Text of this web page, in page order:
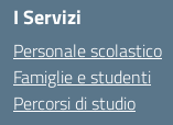
I Servizi
Personale scolastico
Famiglie e studenti
Percorsi di studio